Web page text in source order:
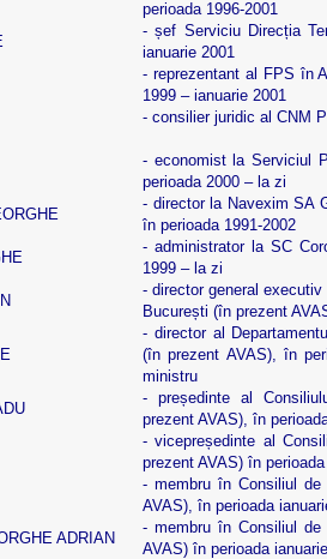
perioada 1996-2001
- șef Serviciu Direcția
ianuarie 2001
- reprezentant al FPS în
1999 – ianuarie 2001
- consilier juridic al CNM
- economist la Serviciul
perioada 2000 – la zi
- director la Navexim SA
în perioada 1991-2002
- administrator la SC
1999 – la zi
- director general
București (în prezent
- director al
(în prezent AVAS), în
ministru
- președinte al
prezent AVAS), în
- vicepreședinte al
prezent AVAS) în
- membru în Consiliul
AVAS), în perioada
ADRIAN
- membru în Consiliul
AVAS) în perioada